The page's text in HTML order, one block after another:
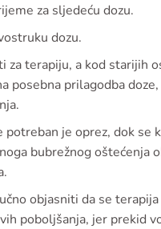
za sljedeću dozu.
dozu.
za terapiju, a kod starijih
posebna prilagodba
potreban je oprez, dok se
bubrežnog oštećenja
objasniti da se
poboljšanja, jer prekid